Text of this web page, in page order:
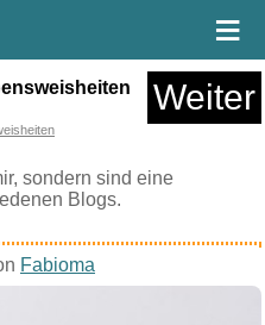
≡
Weiter
sondern sind eine
Blogs.
Fabioma